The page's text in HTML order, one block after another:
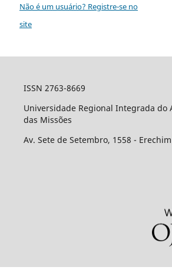
Não é um usuário? Registre-se no
site
ISSN 2763-8669
Universidade Regional Integrada do
das Missões
Av. Sete de Setembro, 1558 -